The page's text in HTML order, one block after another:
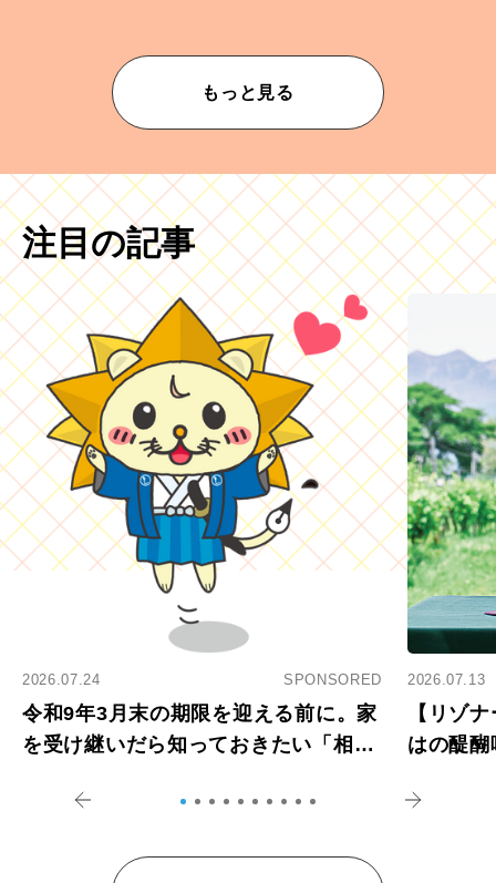
もっと見る
注目の記事
2026.07.24 SPONSORED
令和9年3月末の期限を迎える前に。家
を受け継いだら知っておきたい「相続
2026.07.13
【リゾ
はの醍